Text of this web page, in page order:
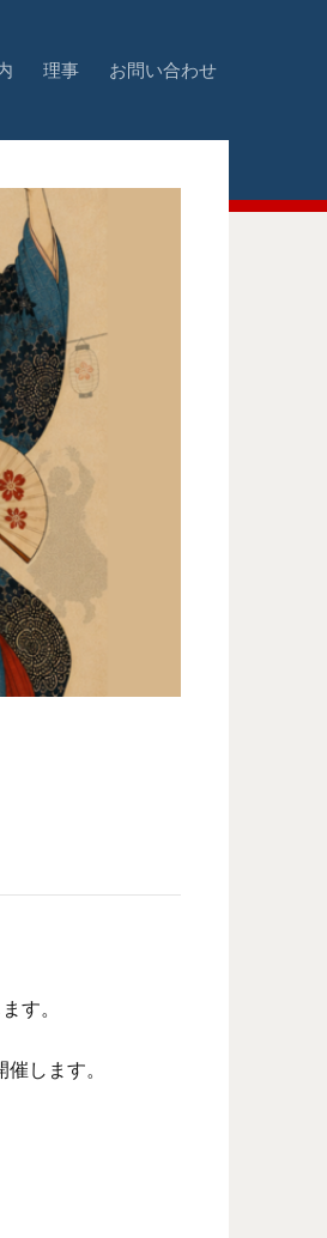
理事 お問い合わせ
す。
します。